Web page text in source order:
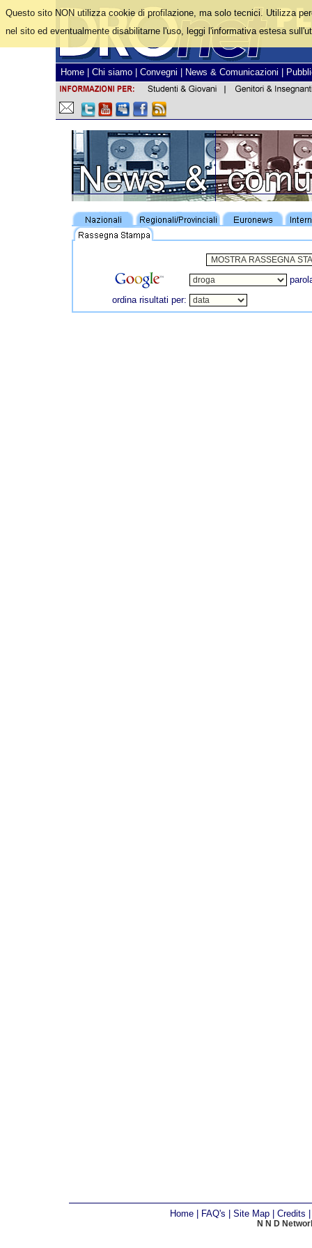
Home Chi siamo Convegni News & Comunicazioni
ordina risultati per:
Home| FAQ's Site Map| Credits
N N D
Questo sito NON utilizza cookie di profilazione, ma solo tecnici. Utilizza
nel sito ed eventualmente disabilitarne l'uso, leggi l'informativa estesa